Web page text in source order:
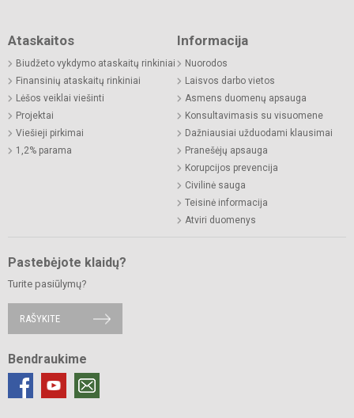
Ataskaitos
Biudžeto vykdymo ataskaitų rinkiniai
Finansinių ataskaitų rinkiniai
Lėšos veiklai viešinti
Projektai
Viešieji pirkimai
1,2% parama
Informacija
Nuorodos
Laisvos darbo vietos
Asmens duomenų apsauga
Konsultavimasis su visuomene
Dažniausiai užduodami klausimai
Pranešėjų apsauga
Korupcijos prevencija
Civilinė sauga
Teisinė informacija
Atviri duomenys
Pastebėjote klaidų?
Turite pasiūlymų?
RAŠYKITE
Bendraukime